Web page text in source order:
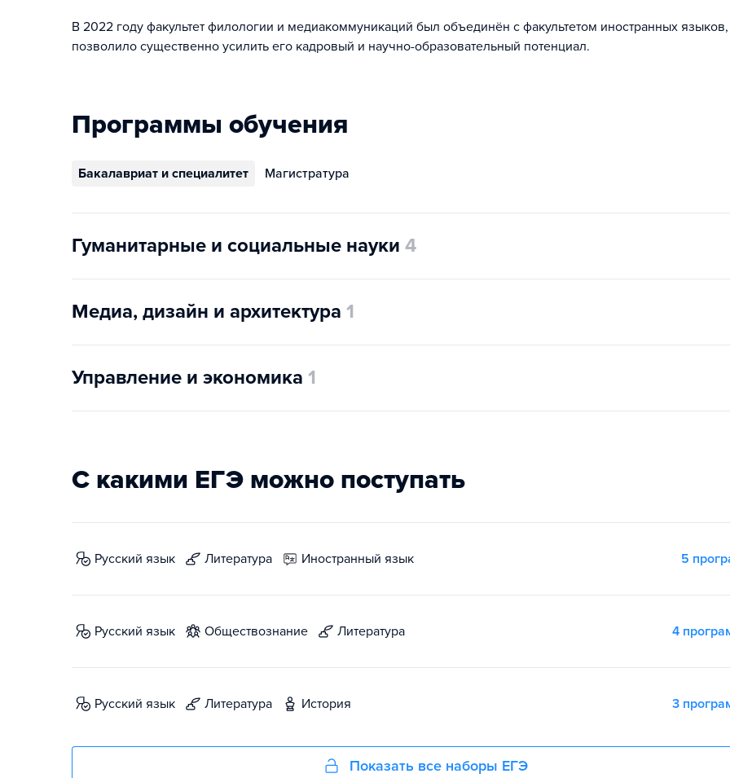
В 2022 году факультет филологии и медиакоммуникаций был объединён с факультетом иностранных языков,
позволило существенно усилить его кадровый и научно-образовательный потенциал.
Программы обучения
Бакалавриат и специалитет Магистратура
Гуманитарные и социальные науки 4
Медиа, дизайн и архитектура 1
Управление и экономика 1
С какими ЕГЭ можно поступать
русский язык литература иностранный язык 5
русский язык обществознание литература 4
русский язык литература история 3
Показать все наборы ЕГЭ